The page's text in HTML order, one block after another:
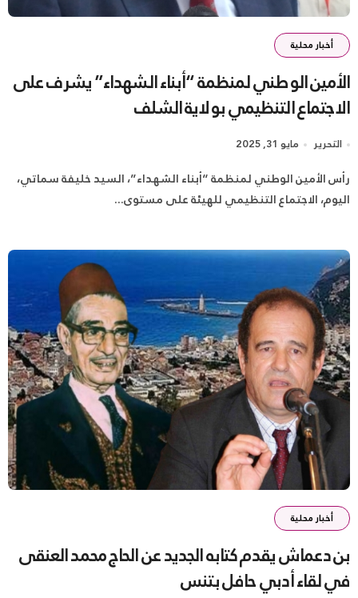
أخبار محلية
الأمين الوطني لمنظمة “أبناء الشهداء” يشرف على
الاجتماع التنظيمي بولاية الشلف
التحرير مايو 31, 2025
رأس الأمين الوطني لمنظمة “أبناء الشهداء”، السيد خليفة سماتي،
اليوم، الاجتماع التنظيمي للهيئة على مستوى...
أخبار محلية
بن دعماش يقدم كتابه الجديد عن الحاج محمد العنقى
في لقاء أدبي حافل بتنس